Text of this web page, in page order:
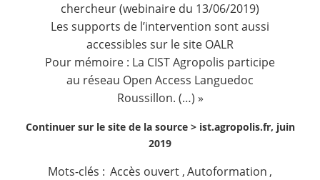
chercheur (webinaire du 13/06/2019)
Les supports de l’intervention sont aussi
accessibles sur le site OALR
Pour mémoire : La CIST Agropolis participe
au réseau Open Access Languedoc
Roussillon. (…) »
Continuer sur le site de la source > ist.agropolis.fr, juin
2019
Mots-clés : Accès ouvert ,Autoformation ,